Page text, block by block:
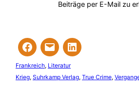
Beiträge per E-Mail zu
Frankreich, Literatur
Krieg, Suhrkamp Verlag, True Crime,